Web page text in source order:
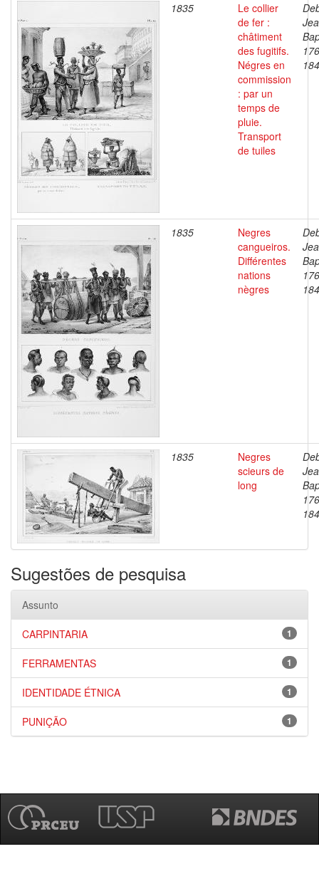
1835
Le collier
de fer :
châtiment
des fugitifs.
Négres en
commission
: par un
temps de
pluie.
Transport
de tuiles
1835
Negres
cangueiros.
Différentes
nations
nègres
1835
Negres
scieurs de
long
Sugestões de pesquisa
Assunto
1
CARPINTARIA
1
FERRAMENTAS
1
IDENTIDADE ÉTNICA
1
PUNIÇÃO